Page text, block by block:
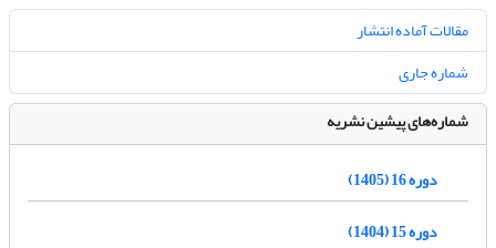
مقالات آماده انتشار
شماره جاری
شماره‌های پیشین نشریه
دوره 16 (1405)
دوره 15 (1404)